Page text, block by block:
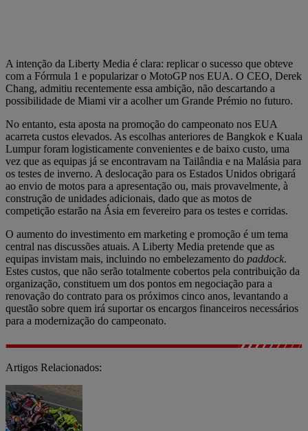
A intenção da Liberty Media é clara: replicar o sucesso que obteve
com a Fórmula 1 e popularizar o MotoGP nos EUA. O CEO, Derek
Chang, admitiu recentemente essa ambição, não descartando a
possibilidade de Miami vir a acolher um Grande Prémio no futuro.
No entanto, esta aposta na promoção do campeonato nos EUA
acarreta custos elevados. As escolhas anteriores de Bangkok e Kuala
Lumpur foram logisticamente convenientes e de baixo custo, uma
vez que as equipas já se encontravam na Tailândia e na Malásia para
os testes de inverno. A deslocação para os Estados Unidos obrigará
ao envio de motos para a apresentação ou, mais provavelmente, à
construção de unidades adicionais, dado que as motos de
competição estarão na Ásia em fevereiro para os testes e corridas.
O aumento do investimento em marketing e promoção é um tema
central nas discussões atuais. A Liberty Media pretende que as
equipas invistam mais, incluindo no embelezamento do paddock.
Estes custos, que não serão totalmente cobertos pela contribuição da
organização, constituem um dos pontos em negociação para a
renovação do contrato para os próximos cinco anos, levantando a
questão sobre quem irá suportar os encargos financeiros necessários
para a modernização do campeonato.
Artigos Relacionados: